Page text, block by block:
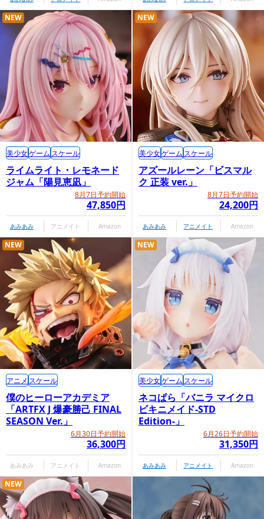
ライムライト・レモネード
ジャム「陽見恵凪」
8月7日予約開始
47,850円
NEW
美少女ゲーム スケール
あみあみ アニメイト Amazon
アズールレーン「ビスマル
ク 正装 ver.」
8月7日予約開始
24,200円
NEW
美少女ゲーム スケール
あみあみ アニメイト Amazon
僕のヒーローアカデミア
「ARTFX J 爆豪勝己 FINAL
SEASON Ver.」
6月30日予約開始
36,300円
NEW
アニメ スケール
あみあみ アニメイト Amazon
ネコぱら「バニラ マイクロ
ビキニメイド-STD
Edition-」
6月26日予約開始
31,350円
NEW
美少女ゲーム スケール
あみあみ アニメイト Amazon
NEW